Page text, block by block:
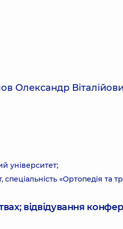
Олександр
університет;
«Ортопедія та
відвідування